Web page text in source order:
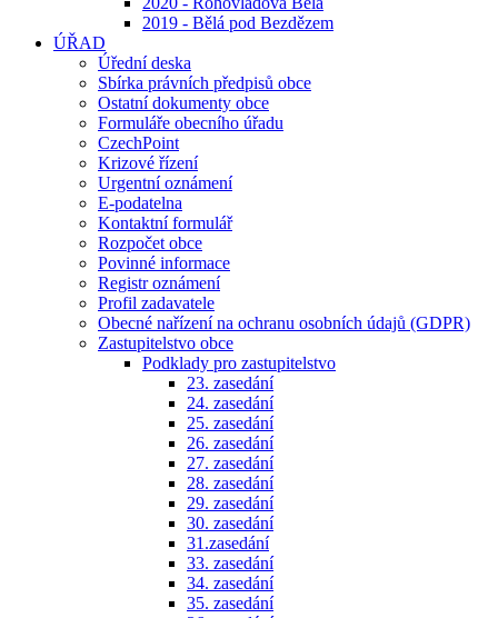
2019 - Bělá pod Bezdězem
ÚŘAD
Úřední deska
Sbírka právních předpisů obce
Ostatní dokumenty obce
Formuláře obecního úřadu
CzechPoint
Krizové řízení
Urgentní oznámení
E-podatelna
Kontaktní formulář
Rozpočet obce
Povinné informace
Registr oznámení
Profil zadavatele
Obecné nařízení na ochranu osobních údajů (GDPR)
Zastupitelstvo obce
Podklady pro zastupitelstvo
23. zasedání
24. zasedání
25. zasedání
26. zasedání
27. zasedání
28. zasedání
29. zasedání
30. zasedání
31.zasedání
33. zasedání
34. zasedání
35. zasedání